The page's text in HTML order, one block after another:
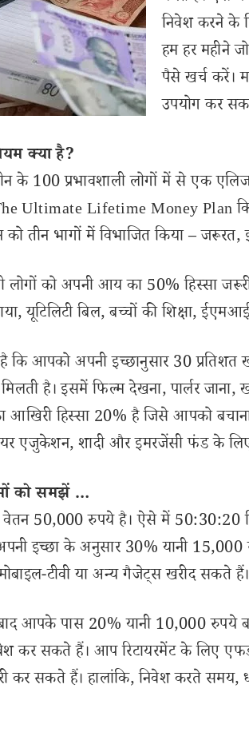
निवेश करने के
हम हर महीने
पैसे खर्च करें।
उपयोग कर
क्या है?
के 100 प्रभावशाली लोगों में से एक
Ultimate Lifetime Money Plan
तीन भागों में विभाजित किया –
को अपनी आय का 50% हिस्सा
यूटिलिटी बिल, बच्चों की शिक्षा,
कि आपको अपनी इच्छानुसार 30
है। इसमें फिल्म देखना, पार्लर जाना,
हिस्सा 20% है जिसे आपको
एजुकेशन, शादी और इमरजेंसी फंड के
को समझें …
50,000 रुपये है। ऐसे में 50:30:20
इच्छा के अनुसार 30% यानी
टीवी या अन्य गैजेट्स खरीद सकते हैं।
आपके पास 20% यानी 10,000 रुपये
कर सकते हैं। आप रिटायरमेंट के लिए
कर सकते हैं। हालांकि, निवेश करते समय,